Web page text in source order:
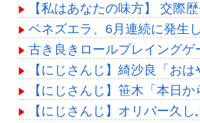
【私はあなたの味方】 交際
ベネズエラ、6月連続に発生
古き良きロールプレイングゲ
【にじさんじ】綺沙良「お
【にじさんじ】笹木「本日
【にじさんじ】オリバー久し